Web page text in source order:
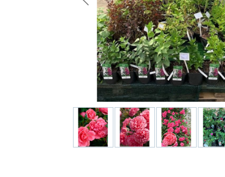
Для ландшафтного дизайна
Для полива
Инструменты и инвентарь
Виноделие
Пчеловодство
Садовые фигуры
Мицелий грибов
Товары для дома
Теплицы и укрывной материал